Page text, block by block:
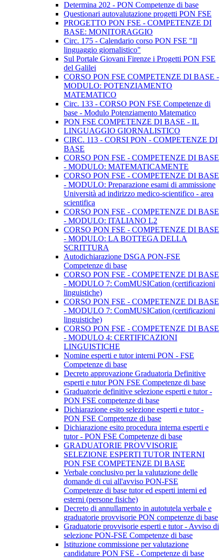
Determina 202 - PON Competenze di base
Questionari autovalutazione progetti PON FSE
PROGETTO PON FSE - COMPETENZE DI
BASE: MONITORAGGIO
Circ. 175 - Calendario corso PON FSE "Il
linguaggio giornalistico"
Sul Portale Giovani Firenze i Progetti PON FSE
del Galilei
CORSO PON FSE COMPETENZE DI BASE -
MODULO: POTENZIAMENTO
MATEMATICO
Circ. 133 - CORSO PON FSE Competenze di
base - Modulo Potenziamento Matematico
PON FSE COMPETENZE DI BASE - IL
LINGUAGGIO GIORNALISTICO
CIRC. 113 - CORSI PON - COMPETENZE DI
BASE
CORSO PON FSE - COMPETENZE DI BASE
- MODULO: MATEMATICAMENTE
CORSO PON FSE - COMPETENZE DI BASE
- MODULO: Preparazione esami di ammissione
Università ad indirizzo medico-scientifico - area
scientifica
CORSO PON FSE - COMPETENZE DI BASE
- MODULO: ITALIANO L2
CORSO PON FSE - COMPETENZE DI BASE
- MODULO: LA BOTTEGA DELLA
SCRITTURA
Autodichiarazione DSGA PON-FSE
Competenze di base
CORSO PON FSE - COMPETENZE DI BASE
- MODULO 7: ComMUSICation (certificazioni
linguistiche)
CORSO PON FSE - COMPETENZE DI BASE
- MODULO 7: ComMUSICation (certificazioni
linguistiche)
CORSO PON FSE - COMPETENZE DI BASE
- MODULO 4: CERTIFICAZIONI
LINGUISTICHE
Nomine esperti e tutor interni PON - FSE
Competenze di base
Decreto approvazione Graduatoria Definitive
esperti e tutor PON FSE Competenze di base
Graduatorie definitive selezione esperti e tutor -
PON FSE competenze di base
Dichiarazione esito selezione esperti e tutor -
PON FSE Competenze di base
Dichiarazione esito procedura interna esperti e
tutor - PON FSE Competenze di base
GRADUATORIE PROVVISORIE
SELEZIONE ESPERTI TUTOR INTERNI
PON FSE COMPETENZE DI BASE
Verbale conclusivo per la valutazione delle
domande di cui all'avviso PON-FSE
Competenze di base tutor ed esperti interni ed
esterni (persone fisiche)
Decreto di annullamento in autotutela verbale e
graduatorie provvisorie PON competenze di base
Graduatorie provvisorie esperti e tutor - Avviso di
selezione PON-FSE Competenze di base
Istituzione commissione per valutazione
candidature PON FSE - Competenze di base